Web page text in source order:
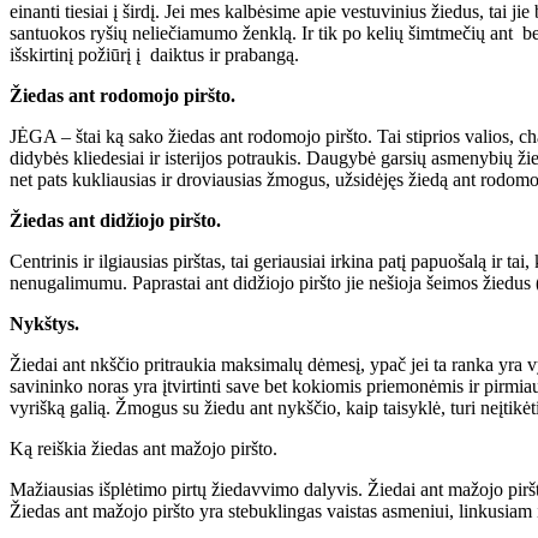
einanti tiesiai į širdį. Jei mes kalbėsime apie vestuvinius žiedus, tai
santuokos ryšių neliečiamumo ženklą. Ir tik po kelių šimtmečių ant
išskirtinį požiūrį į daiktus ir prabangą.
Žiedas ant rodomojo piršto.
JĖGA – štai ką sako žiedas ant rodomojo piršto. Tai stiprios valios,
didybės kliedesiai ir isterijos potraukis. Daugybė garsių asmenybių
net pats kukliausias ir droviausias žmogus, užsidėjęs žiedą ant
Žiedas ant didžiojo piršto.
Centrinis ir ilgiausias pirštas, tai geriausiai irkina patį papuošalą ir
nenugalimumu. Paprastai ant didžiojo piršto jie nešioja šeimos
Nykštys.
Žiedai ant nkščio pritraukia maksimalų dėmesį, ypač jei ta ranka
savininko noras yra įtvirtinti save bet kokiomis priemonėmis ir
vyrišką galią. Žmogus su žiedu ant nykščio, kaip taisyklė, turi
Ką reiškia žiedas ant mažojo piršto.
Mažiausias išplėtimo pirtų žiedavvimo dalyvis. Žiedai ant mažojo
Žiedas ant mažojo piršto yra stebuklingas vaistas asmeniui,